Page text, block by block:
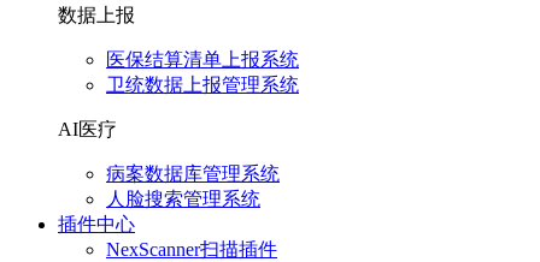
数据上报
医保结算清单上报系统
卫统数据上报管理系统
AI医疗
病案数据库管理系统
人脸搜索管理系统
插件中心
NexScanner扫描插件